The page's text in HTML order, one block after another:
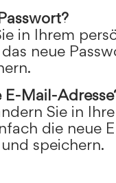
in Ihrem
neue
Mail-
Sie in
die neue
speichern.